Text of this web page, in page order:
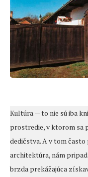
Kultúra — to nie sú iba
prostredie, v ktorom sa
dedičstva. A v tom často
architektúra, nám
brzda prekážajúca